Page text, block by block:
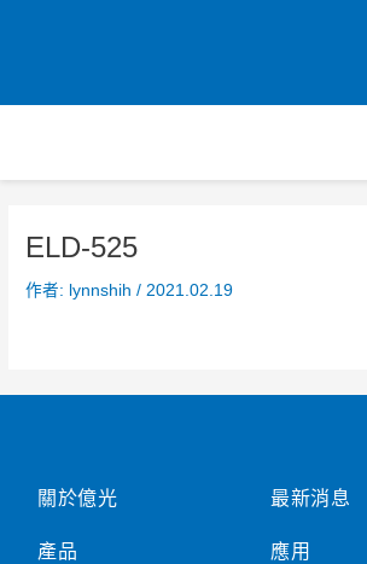
ELD-525
作者: lynnshih/ 2021.02.19
關於億光
產品
最新消息
應用